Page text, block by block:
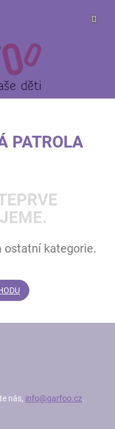
PATROLA
ostatní kategorie.
nás, info@garfoo.cz.